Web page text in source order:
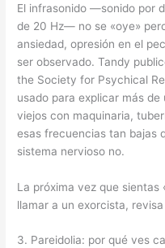
El infrasonido —sonido por
de 20 Hz— no se «oye»
ansiedad, opresión en el
ser observado. Tandy
the Society for Psychical
usado para explicar más
viejos con maquinaria,
esas frecuencias tan bajas
sistema nervioso no.
La próxima vez que sientas
llamar a un exorcista,
3. Pareidolia: por qué ves